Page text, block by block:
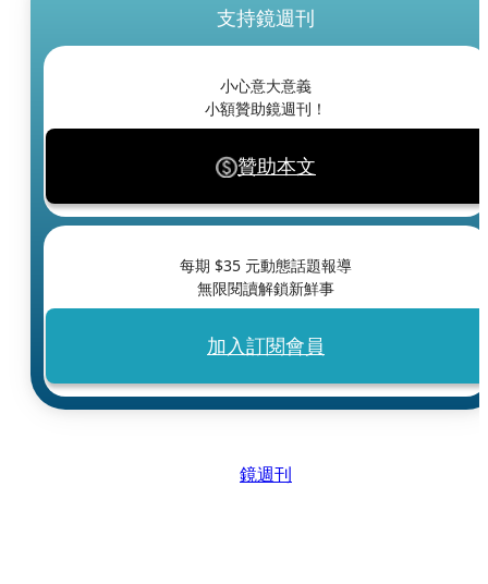
支持鏡週刊
小心意大意義
小額贊助鏡週刊！
贊助本文
每期 $35 元動態話題報導
無限閱讀解鎖新鮮事
加入訂閱會員
鏡週刊